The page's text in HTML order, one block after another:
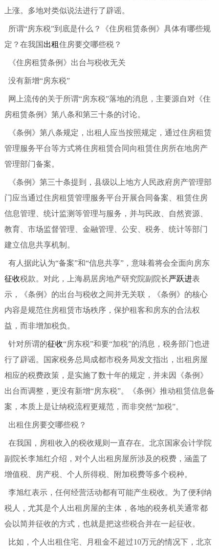
上涨。多地对类似说法进行了辟谣。
所谓“房东税”到底是什么？《住房租赁条例》具体有哪些规
定？在我国 出租住房要交哪些税？
《住房租赁条例》出台与税收无关
没有新增“房东税”
网上流传的关于所谓“房东税”落地的消息，主要源自对《住
房租赁条例》第八条和第三十条的讨论。
《条例》第八条规定，出租人应当按照规定，通过住房租赁
管理服务平台等方式将住房租赁合同向租赁住房所在地房产
管理部门备案。
《条例》第三十条提到，县级以上地方人民政府房产管理部
门应当通过住房租赁管理服务平台开展合同备案、租赁住房
信息管理、统计监测等管理与服务，并与民政、自然资源、
教育、市场监督管理、金融管理、公安、税务、统计等部门
建立信息共享机制。
有人据此认为“备案”和“信息共享”，意味着将会全面向房东
征收税款。对此，上海易居房地产研究院副院长严跃进表
示，《条例》的出台与税收之间并无关联，《条例》的核心
内容是规范住房租赁市场秩序，保护租客和房东的合法权
益，而非增加税负。
针对所谓的征收“房东税”和要“加税”的消息，税务部门也进
行了辟谣。国家税务总局成都市税务局发文指出，出租房屋
相应的税费政策，是实施了数十年的规定，并未因《条例》
出台而调整，更没有新增“房东税”。《条例》推动租赁信息备
案，本质上是让纳税流程更规范，而非突然“加税”。
出租住房要交哪些税？
在我国，房租收入的税收规则一直存在。北京国家会计学院
副院长李旭红介绍，对个人出租房屋所涉及的税费，涵盖了
增值税、房产税、个人所得税、附加税费等多个税种。
李旭红表示，任何经营活动都有可能产生税收。为了便利纳
税人，尤其是个人出租房屋的主体，各地的税务机关通常都
会以简并征收的方式，也就是把这些税合并在一起征收。
比如，个人出租住宅、月租金不超过10万元的情况下，北京